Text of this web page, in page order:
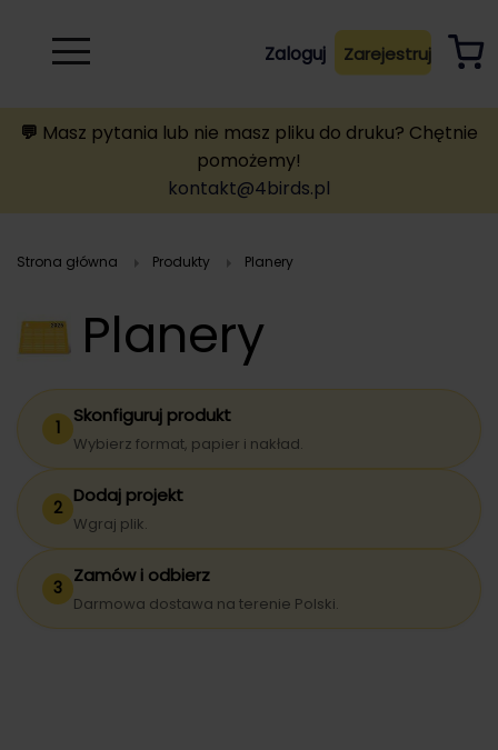
Zaloguj Zarejestruj
Rozwiń
💬 Masz pytania lub nie masz pliku do druku? Chętnie
pomożemy!
kontakt@4birds.pl
Strona główna Produkty planery
Planery
1
Skonfiguruj produkt
Wybierz format, papier i nakład.
2
Dodaj projekt
Wgraj plik.
3
Zamów i odbierz
Darmowa dostawa na terenie Polski.